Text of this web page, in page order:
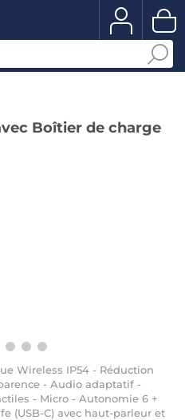
Boîtier de charge
Wireless IP54 - Réduction
- Audio adaptatif -
- Micro - Autonomie 6 +
(USB-C) avec haut-parleur et